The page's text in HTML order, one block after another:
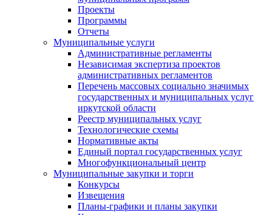
Проекты
Программы
Отчеты
Муниципальные услуги
Административные регламенты
Независимая экспертиза проектов
административных регламентов
Перечень массовых социально значимых
государственных и муниципальных услуг
иркутской области
Реестр муниципальных услуг
Технологические схемы
Нормативные акты
Единый портал государственных услуг
Многофункциональный центр
Муниципальные закупки и торги
Конкурсы
Извещения
Планы-графики и планы закупки